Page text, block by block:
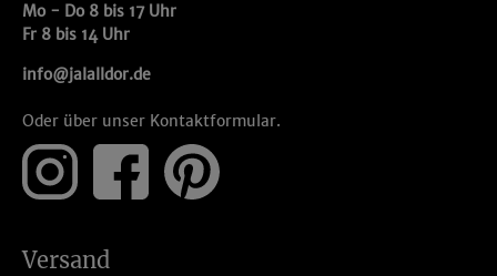
Mo - Do 8 bis 17 Uhr
Fr 8 bis 14 Uhr
info@jalalldor.de
Oder über unser Kontaktformular.
Versand